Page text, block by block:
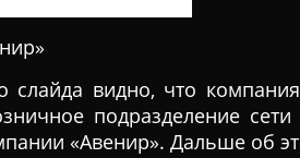
видно, что
подразделение сети
«Авенир». Дальше об